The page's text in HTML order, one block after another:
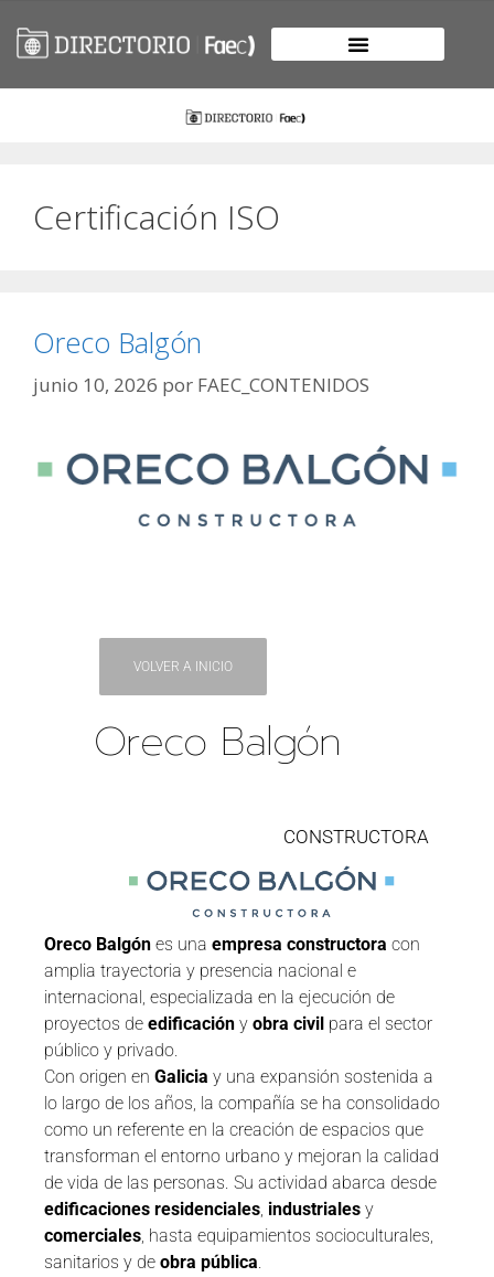
Certificación ISO
Oreco Balgón
junio 10, 2026 por FAEC_CONTENIDOS
VOLVER A INICIO
Oreco Balgón
CONSTRUCTORA
Oreco Balgón es una empresa constructora con
amplia trayectoria y presencia nacional e
internacional, especializada en la ejecución de
proyectos de edificación y obra civil para el sector
público y privado.
Con origen en Galicia y una expansión sostenida a
lo largo de los años, la compañía se ha consolidado
como un referente en la creación de espacios que
transforman el entorno urbano y mejoran la calidad
de vida de las personas. Su actividad abarca desde
edificaciones residenciales, industriales y
comerciales, hasta equipamientos socioculturales,
sanitarios y de obra pública.